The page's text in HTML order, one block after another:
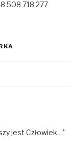
508 718 277
jest Człowiek…”